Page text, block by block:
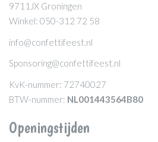
9711JX Groningen
Winkel: 050-312 72 58
info@confettifeest.nl
Sponsoring@confettifeest.nl
KvK-nummer: 72740027
BTW-nummer: NL001443564B80
Openingstijden